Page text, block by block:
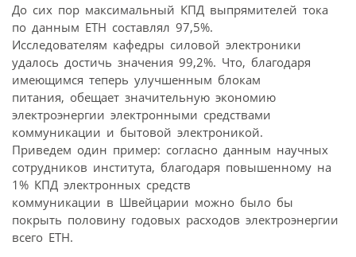
До сих пор максимальный КПД выпрямителей тока
по данным ЕТН составлял 97,5%.
Исследователям кафедры силовой электроники
удалось достичь значения 99,2%. Что, благодаря
имеющимся теперь улучшенным блокам
питания, обещает значительную экономию
электроэнергии электронными средствами
коммуникации и бытовой электроникой.
Приведем один пример: согласно данным научных
сотрудников института, благодаря повышенному на
1% КПД электронных средств
коммуникации в Швейцарии можно было бы
покрыть половину годовых расходов электроэнергии
всего ЕТН.